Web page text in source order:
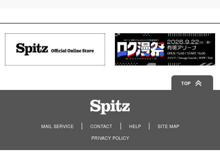
TOP
MAIL SERVICE CONTACT HELP
SITE MAP
PRIVACY POLICY